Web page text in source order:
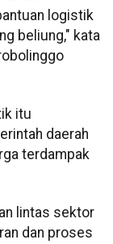
logistik
beliung," kata
itu
daerah
terdampak
lintas sektor
dan proses